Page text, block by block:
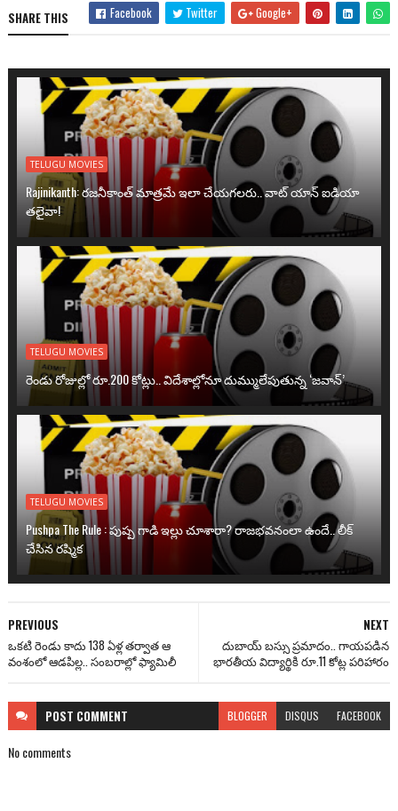
SHARE THIS Facebook Twitter Google+
TELUGU MOVIES
Rajinikanth: రజనీకాంత్ మాత్రమే ఇలా చేయగలరు.. వాట్ యాన్ ఐడియా
తలైవా!
TELUGU MOVIES
రెండు రోజుల్లో రూ.200 కోట్లు.. విదేశాల్లోనూ దుమ్ములేపుతున్న ‘జవాన్’
TELUGU MOVIES
Pushpa The Rule : పుష్ప గాడి ఇల్లు చూశారా? రాజభవనంలా ఉందే.. లీక్
చేసిన రష్మిక
NEXT
దుబాయ్ బస్సు ప్రమాదం.. గాయపడిన
భారతీయ విద్యార్థికి రూ.11 కోట్ల పరిహారం
PREVIOUS
ఒకటి రెండు కాదు 138 ఏళ్ల తర్వాత ఆ
వంశంలో ఆడపిల్ల.. సంబరాల్లో ఫ్యామిలీ
POST COMMENT BLOGGER DISQUS FACEBOOK
No comments